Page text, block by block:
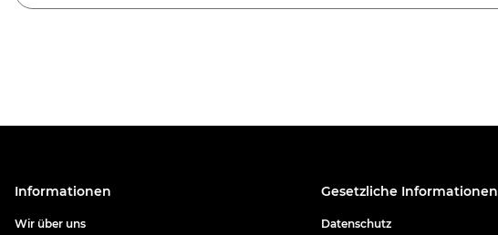
Informationen
Wir über uns
Gesetzliche Informationen
Datenschutz